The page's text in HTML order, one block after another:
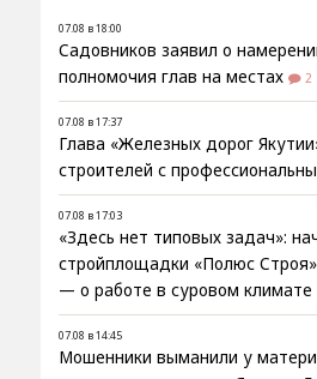
07.08 в 18:00
Садовников заявил о
полномочия глав на местах
2
07.08 в 17:37
Глава «Железных дорог
строителей с
07.08 в 17:03
«Здесь нет типовых задач»:
стройплощадки «Полюс
— о работе в суровом климате
07.08 в 14:45
Мошенники выманили у